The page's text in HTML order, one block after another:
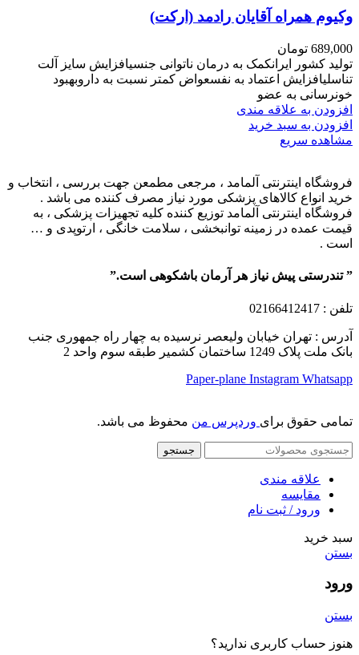
وکیوم همراه آقایان رادمد (ارکت)
689,000 تومان
تولید کشور ایرانکمک به درمان ناتوانی جنسیافزایش سایز آلت
تناسلیافزایش اعتماد به نفسعواض کمتر نسبت به داروبهبود
خونرسانی به عضو
افزودن به علاقه مندی
افزودن به سبد خرید
مشاهده سریع
فروشگاه اینترنتی آلمامد ، مرجعی مطمعن جهت بررسی ، انتخاب و
خرید انواع کالاهای پزشکی مورد نیاز مصرف کننده می باشد .
فروشگاه اینترنتی آلمامد توزیع کننده کلیه تجهیزات پزشکی ، به
قیمت عمده در زمینه توانبخشی ، سلامت خانگی ، ارتوپدی و …
است .
” تندرستی پیش نیاز هر آرمان باشکوهی است.”
تلفن : 02166412417
آدرس : تهران خیابان ولیعصر نرسیده به چهار راه جمهوری جنب
بانک ملت پلاک 1249 ساختمان کشمیر طبقه سوم واحد 2
Paper-plane Instagram Whatsapp
تمامی حقوق برای وردپرس من محفوظ می باشد.
جستجو
علاقه مندی
مقایسه
ورود / ثبت نام
سبد خرید
بستن
ورود
بستن
هنوز حساب کاربری ندارید؟